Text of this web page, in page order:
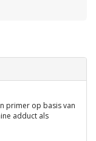
primer op basis van
adduct als